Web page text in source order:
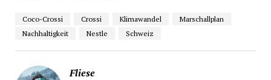
Coco-Crossi Crossi Klimawandel
Marschallplan
Nachhaltigkeit
Nestle Schweiz
Fliese